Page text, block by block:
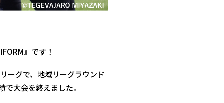
』です！
ーグで、地域リーグラウンド
大会を終えました。